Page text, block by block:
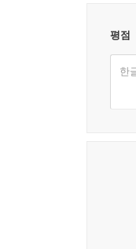
평점
한